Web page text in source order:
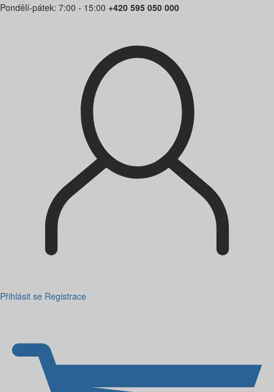
Pondělí-pátek: 7:00 - 15:00 +420 595 050 000
Přihlásit se Registrace